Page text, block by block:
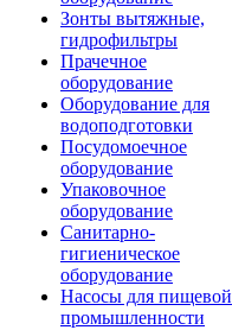
Зонты вытяжные,
гидрофильтры
Прачечное
оборудование
Оборудование для
водоподготовки
Посудомоечное
оборудование
Упаковочное
оборудование
Санитарно-
гигиеническое
оборудование
Насосы для пищевой
промышленности